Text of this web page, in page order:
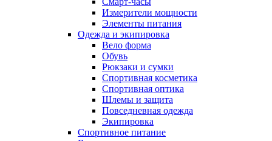
Измерители мощности
Элементы питания
Одежда и экипировка
Вело форма
Обувь
Рюкзаки и сумки
Спортивная косметика
Спортивная оптика
Шлемы и защита
Повседневная одежда
Экипировка
Спортивное питание